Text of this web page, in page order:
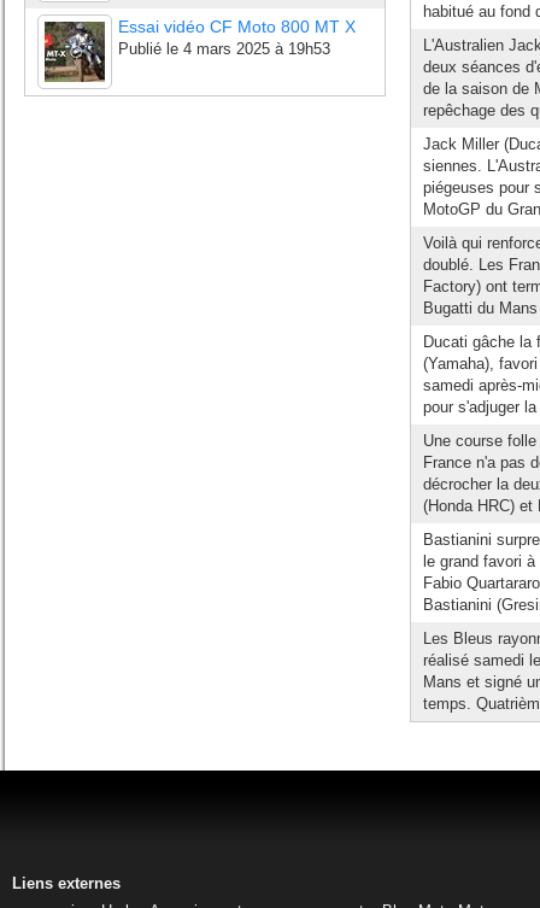
Essai vidéo CF Moto 800 MT X
Publié le 4 mars 2025 à 19h53
habitué au fond
L'Australien
deux séances
de la saison de
repêchage des
Jack Miller
siennes.
piégeuses pour
MotoGP du
Voilà qui
doublé. Les
Factory) ont
Bugatti du
Ducati gâche la
(Yamaha),
samedi après-
pour s'adjuger
Une course
France n'a pas
décrocher la
(Honda HRC)
Bastianini
le grand favori
Fabio
Bastianini
Les Bleus
réalisé samedi
Mans et signé
temps.
Liens externes